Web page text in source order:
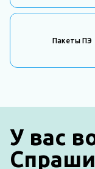
Пакеты ПЭ
У вас